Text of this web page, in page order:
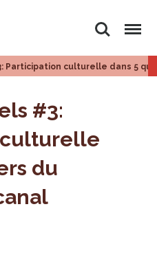
Search Menu
Participation culturelle dans 5
#3:
du